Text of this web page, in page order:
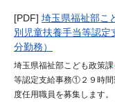
[PDF] 埼玉県福祉部こ
別児童扶養手当等認
分勤務）
埼玉県福祉部こども政策課
等認定支給事務①２９時
度任用職員を募集します